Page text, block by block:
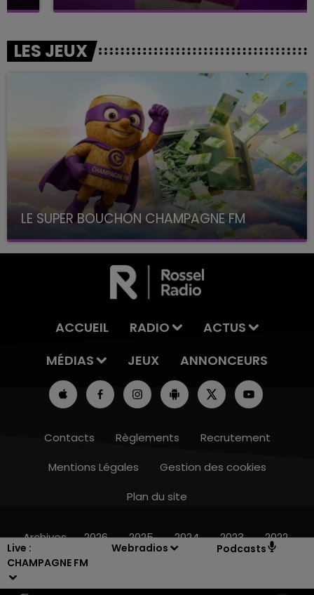
Live :
CHAMPAGNE FM
Webradios Podcasts
16h00 - 20h00
LES JEUX
LE SUPER BOUCHON CHAMPAGNE FM
avec La Famille Champagne FM, à 8H10
ACCUEIL RADIO
ACTUS
MÉDIAS
JEUX ANNONCEURS
Contacts Règlements
Recrutement
Mentions Légales
Gestion des cookies
Plan du site
Archives 2026 2025 2024 2023 2022